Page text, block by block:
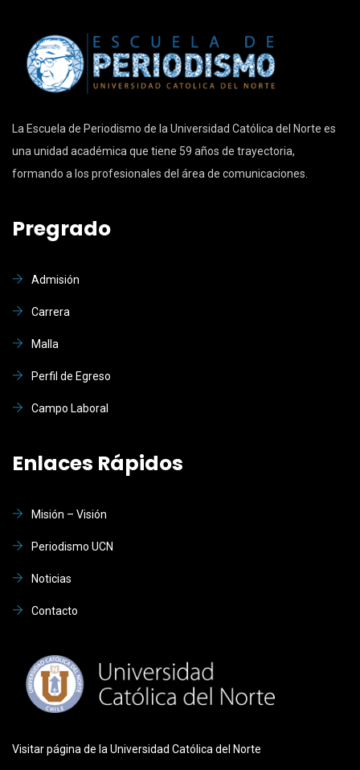
La Escuela de Periodismo de la Universidad Católica del Norte es
una unidad académica que tiene 59 años de trayectoria,
formando a los profesionales del área de comunicaciones.
Pregrado
Admisión
Carrera
Malla
Perfil de Egreso
Campo Laboral
Enlaces Rápidos
Misión – Visión
Periodismo UCN
Noticias
Contacto
Visitar página de la Universidad Católica del Norte